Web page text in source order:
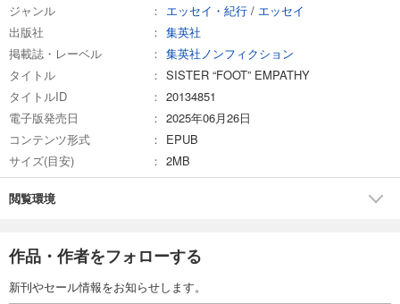
ジャンル
エッセイ・紀行 / エッセイ
出版社
集英社
掲載誌・レーベル
集英社ノンフィクション
タイトル
SISTER “FOOT” EMPATHY
タイトルID
20134851
電子版発売日
2025年06月26日
コンテンツ形式
EPUB
サイズ(目安)
2MB
閲覧環境
作品・作者をフォローする
新刊やセール情報をお知らせします。